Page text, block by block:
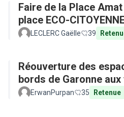
Faire de la Place
place ECO-
LECLERC Gaëlle 39
Réouverture des
bords de Garonne
ErwanPurpan 35 Retenue